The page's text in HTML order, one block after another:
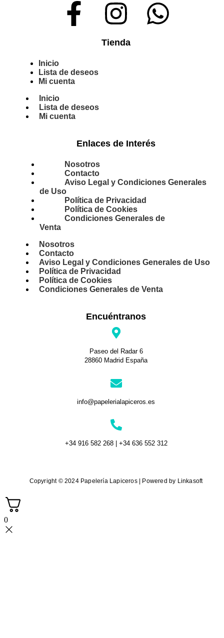
Tienda
Inicio
Lista de deseos
Mi cuenta
Inicio
Lista de deseos
Mi cuenta
Enlaces de Interés
Nosotros
Contacto
Aviso Legal y Condiciones Generales
de Uso
Política de Privacidad
Política de Cookies
Condiciones Generales de
Venta
Nosotros
Contacto
Aviso Legal y Condiciones Generales de Uso
Política de Privacidad
Política de Cookies
Condiciones Generales de Venta
Encuéntranos
Paseo del Radar 6
28860 Madrid España
info@papelerialapiceros.es
+34 916 582 268 | +34 636 552 312
Copyright © 2024 Papelería Lapiceros | Powered by Linkasoft
0